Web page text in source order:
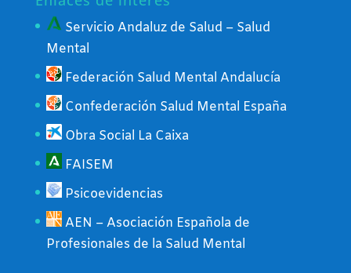
Servicio Andaluz de Salud – Salud
Mental
Federación Salud Mental Andalucía
Confederación Salud Mental España
Obra Social La Caixa
FAISEM
Psicoevidencias
AEN – Asociación Española de
Profesionales de la Salud Mental